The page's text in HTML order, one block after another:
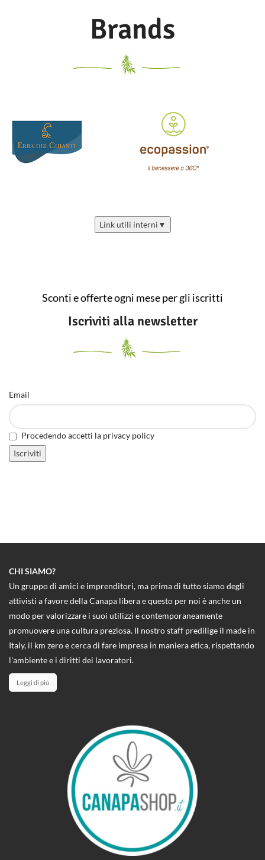
Brands
Link utili interni ▼
Sconti e offerte ogni mese per gli iscritti
Iscriviti alla newsletter
Email
Procedendo accetti la privacy policy
CHI SIAMO?
Un gruppo di amici e imprenditori, ma prima di tutto siamo degli
attivisti a favore della Canapa libera e questo per noi è anche un
modo per valorizzare i suoi utilizzi e contemporaneamente
promuovere una cultura preziosa. Il nostro staff predilige il made in
Italy, il km zero e cerca di fare impresa in maniera etica, rispettando
l'ambiente e i diritti dei lavoratori.
Leggi di più